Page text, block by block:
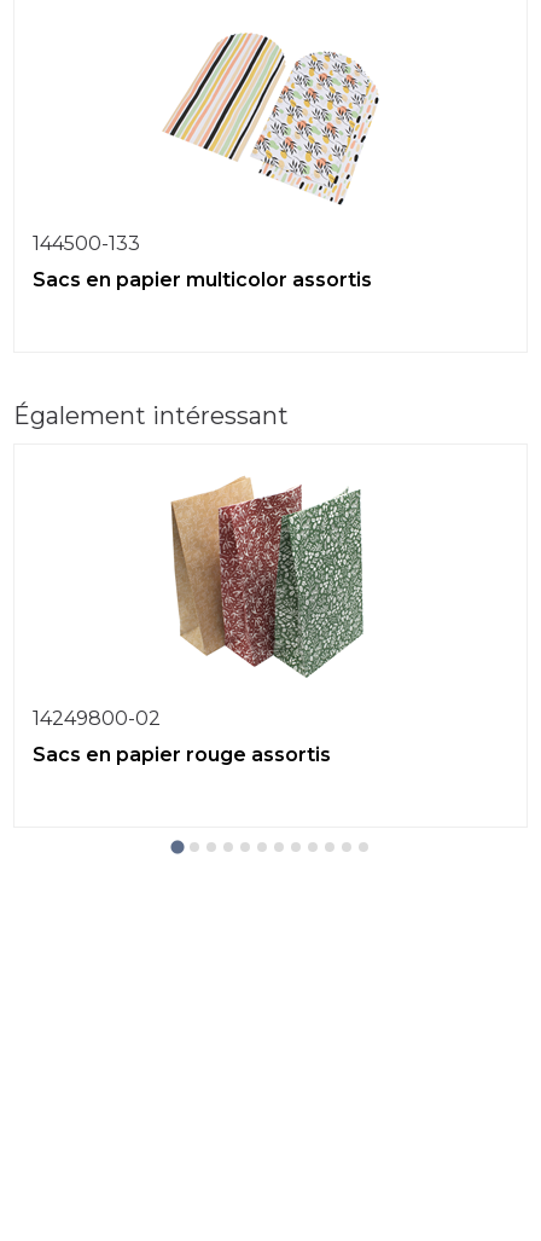
144500-133
Sacs en papier multicolor assortis
Également intéressant
14249800-02
Sacs en papier rouge assortis